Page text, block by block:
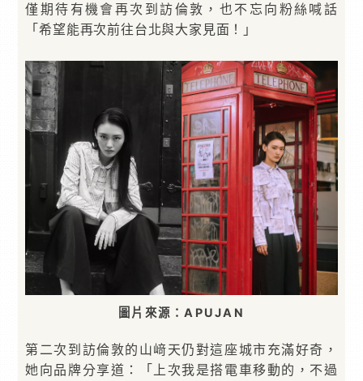
僅期待有機會再次到訪倫敦，也不忘向粉絲喊話
「希望能再次前往台北與大家見面！」
圖片來源：APUJAN
第二次到訪倫敦的山﨑天仍對這座城市充滿好奇，
她向品牌分享道：「上次我是搭電車移動的，不過